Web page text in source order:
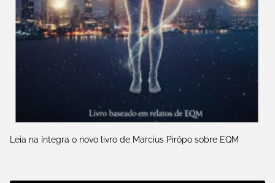
Leia na íntegra o novo livro de Marcius Pirôpo sobre EQM